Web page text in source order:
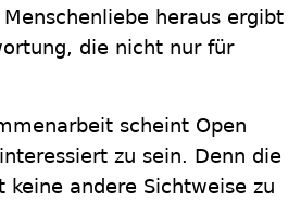
heraus ergibt
die nicht nur für
scheint Open
zu sein. Denn die
keine andere Sichtweise zu